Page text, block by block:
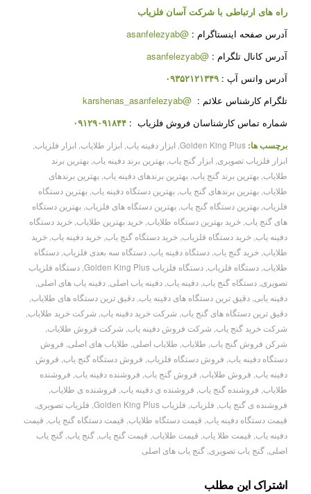
راه های ارتباطی با شرکتآسان فلزیاب
آدرس صفحه اینستاگرام : @asanfelezyab
آدرس کانال تلگرام : @asanfelezyab
آدرس واتس آپ : ۰۹۳۵۲۱۲۱۳۴۹
تلگرام کارشناس علائم : @karshenas_asanfelezyab
شماره تماس کارشناسان فروش فلزیاب : ۰۹۱۲۹۰۹۱۸۴۴
برچسب ها: Golden King Plus
, ابزار دفینه یاب, ابزار طلایاب, ابزار فلزیاب,
ابزار فلزیاب تصویری, ابزار گنج یاب, بهترین برند دفینه یاب, بهترین برند
طلایاب, بهترین برند گنج یاب, بهترین برندهای دفینه یاب, بهترین برندهای
طلایاب, بهترین برندهای گنج یاب, بهترین دستگاه دفینه یاب, بهترین دستگاه
فلزیاب, بهترین دستگاه گنج یاب, بهترین دستگاه های فلزیاب, بهترین دستگاه
های گنج یاب, خرید بهترین دستگاه طلایاب, خرید بهترین طلایاب, خرید دستگاه
دفینه یاب, خرید دستگاه فلزیاب, خرید دستگاه گنج یاب, خرید دفینه یاب, خرید
طلایاب, خرید گنج یاب, دستگاه دفینه یاب, دستگاه سه بعدی فلزیاب, دستگاه
طلایاب, دستگاه فلزیاب, دستگاه فلزیاب Golden King Plus , دستگاه فلزیاب
تصویری, دستگاه گنج یاب, دفینه یاب, دفینه یاب اصلی, دفینه یاب های اصلی,
دفینه یابی, دقیق ترین دستگاه های دفینه یاب, دقیق ترین دستگاه های طلایاب,
دقیق ترین دستگاه های گنج یاب, شرکت خرید دفینه یاب, شرکت خرید طلایاب,
شرکت خرید گنج یاب, شرکت فروش دفینه یاب, شرکت فروش طلایاب,
شرکن فروش گنج یاب, طلایاب, طلایاب اصلی, طلایاب های اصلی, فروش
دستگاه دفینه یاب, فروش دستگاه فلزیاب, فروش دستگاه گنج یاب, فروش
دفینه یاب, فروش طلایاب, فروش گنج یاب, فروشنده دفینه یاب, فروشنده
طلایاب, فروشنده گنج یاب, فروشنده ی دفینه یاب, فروشنده ی طلایاب,
فروشنده ی گنج یاب, فلزیاب, فلزیاب Golden King Plus , فلزیاب تصویری,
قیمت دستگاه دفینه یاب, قیمت دستگاه طلایاب, قیمت دستگاه گنج یاب, قیمت
دفینه یاب, قیمت طلا یاب, قیمت طلایاب, قیمت گنج یاب, گنج یاب, گنج یاب
اصلی, گنج یاب تصویری, گنج یاب های اصلی
اشتراک این مطلب